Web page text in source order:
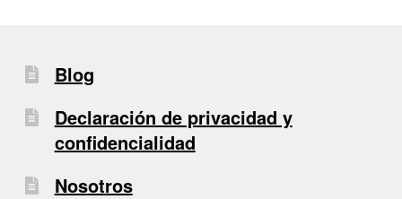
Blog
Declaración de privacidad y
confidencialidad
Nosotros